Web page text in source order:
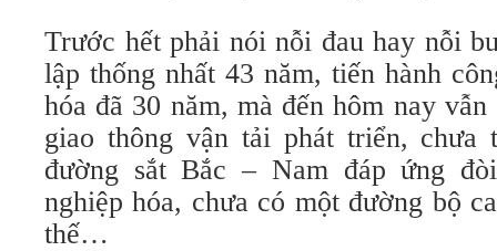
Trước hết phải nói nỗi đau hay nỗi
lập thống nhất 43 năm, tiến hành
hóa đã 30 năm, mà đến hôm nay
giao thông vận tải phát triển,
đường sắt Bắc – Nam đáp ứng
nghiệp hóa, chưa có một đường bộ
thế…